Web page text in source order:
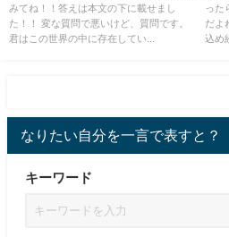
みてね！！答えは本文の下に載せまし
た！！ 変な質問で悪いけど、質問です。
君はこの世界の中に存在してい...
った
だよ
込め
なりたい自分を一言で表すと？
キーワード